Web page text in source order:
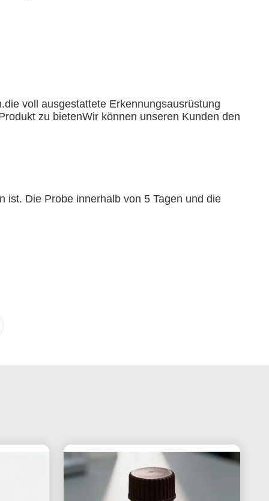
voll ausgestattete Erkennungsausrüstung
zu bietenWir können unseren Kunden den
ist. Die Probe innerhalb von 5 Tagen und die